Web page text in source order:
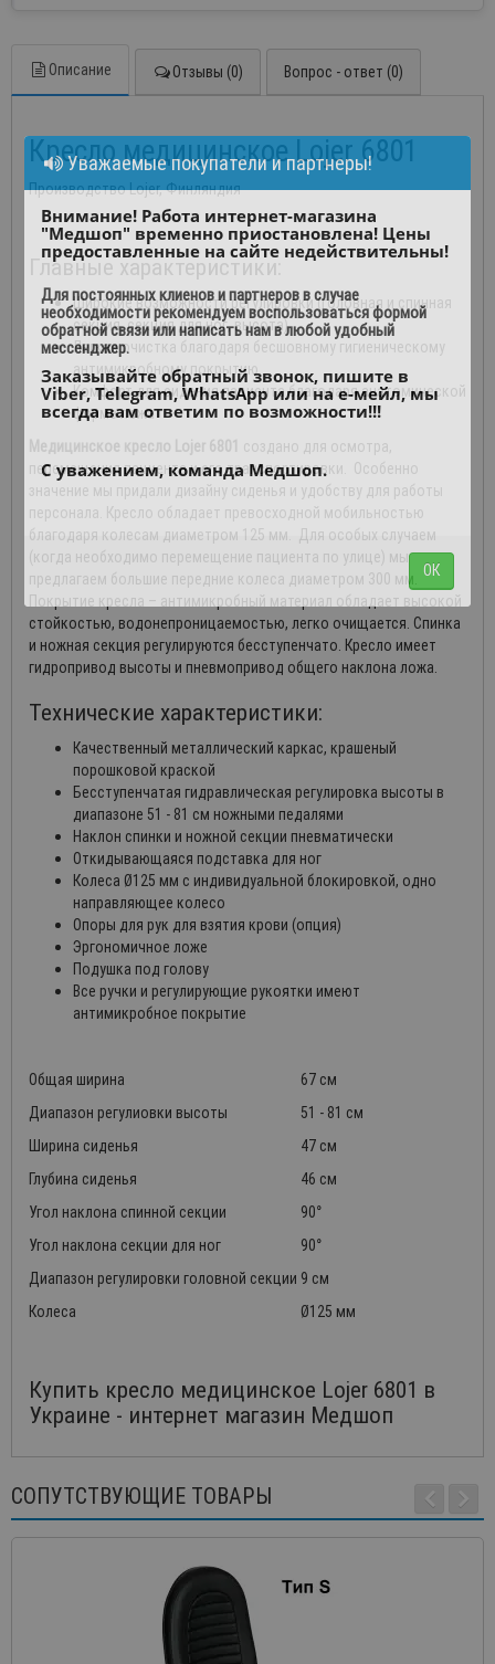
Описание Отзывы (0) Вопрос - ответ (0)
Кресло медицинское Lojer 6801
Производство Lojer, Финляндия
Главные характеристики:
Широкие возможности регулировки (головная и спинная
секция, секция для ног, высота)
Легкая очистка благодаря бесшовному гигиеническому
антимикробному покрытию
Комфорт для сидения пациента благодаря анатомической
форме ложа
Медицинское кресло Lojer 6801 создано для осмотра,
перемещения пациента и его транспортировки. Особенно
значение мы придали дизайну сиденья и удобству для работы
персонала. Кресло обладает превосходной мобильностью
благодаря колесам диаметром 125 мм. Для особых случаем
(когда необходимо перемещение пациента по улице) мы
предлагаем большие передние колеса диаметром 300 мм.
Покрытие кресла – антимикробный материал обладает высокой
стойкостью, водонепроницаемостью, легко очищается. Спинка
и ножная секция регулируются бесступенчато. Кресло имеет
гидропривод высоты и пневмопривод общего наклона ложа.
Технические характеристики:
Качественный металлический каркас, крашеный
порошковой краской
Бесступенчатая гидравлическая регулировка высоты в
диапазоне 51 - 81 см ножными педалями
Наклон спинки и ножной секции пневматически
Откидывающаяся подставка для ног
Колеса Ø125 мм с индивидуальной блокировкой, одно
направляющее колесо
Опоры для рук для взятия крови (опция)
Эргономичное ложе
Подушка под голову
Все ручки и регулирующие рукоятки имеют
антимикробное покрытие
Общая ширина
67 см
Диапазон регулиовки высоты
51 - 81 см
Ширина сиденья
47 см
Глубина сиденья
46 см
Угол наклона спинной секции
90°
Угол наклона секции для ног
90°
Диапазон регулировки головной секции 9 см
Колеса
Ø125 мм
Купить кресло медицинское Lojer 6801 в
Украине - интернет магазин Медшоп
СОПУТСТВУЮЩИЕ ТОВАРЫ
Уважаемые покупатели и партнеры!
Внимание! Работа интернет-магазина
"Медшоп" временно приостановлена! Цены
предоставленные на сайте недействительны!
Для постоянных клиенов и партнеров в случае
необходимости рекомендуем воспользоваться формой
обратной связи или написать нам в любой удобный
мессенджер.
Заказывайте обратный звонок, пишите в
Viber, Telegram, WhatsApp или на е-мейл, мы
всегда вам ответим по возможности!!!
С уважением, команда Медшоп.
ОК